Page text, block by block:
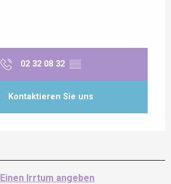
02 32 08 32 ▒▒
Kontaktieren Sie uns
Einen Irrtum angeben